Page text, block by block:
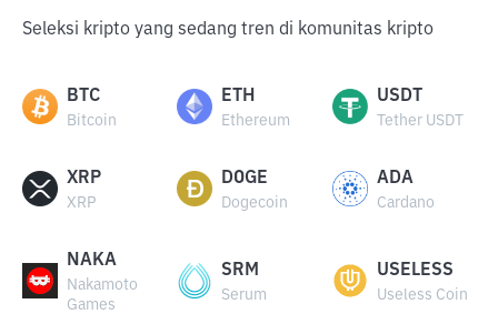
Seleksi kripto yang sedang tren di komunitas kripto
BTC
Bitcoin
ETH
Ethereum
USDT
Tether USDT
XRP
XRP
DOGE
Dogecoin
ADA
Cardano
NAKA
Nakamoto
Games
SRM
Serum
USELESS
Useless Coin